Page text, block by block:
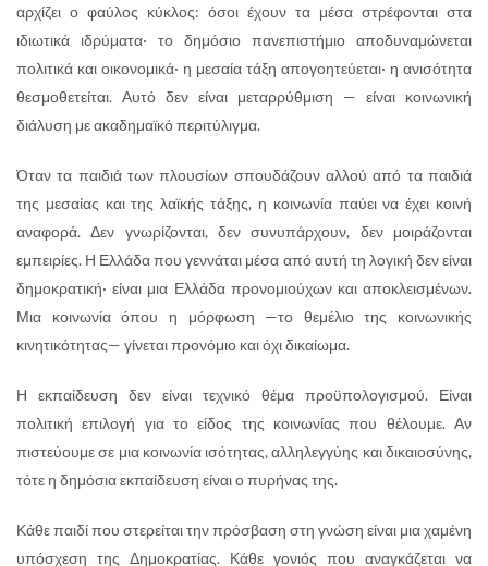
αρχίζει ο φαύλος κύκλος: όσοι έχουν τα μέσα στρέφονται στα
ιδιωτικά ιδρύματα· το δημόσιο πανεπιστήμιο αποδυναμώνεται
πολιτικά και οικονομικά· η μεσαία τάξη απογοητεύεται· η ανισότητα
θεσμοθετείται. Αυτό δεν είναι μεταρρύθμιση — είναι κοινωνική
διάλυση με ακαδημαϊκό περιτύλιγμα.
Όταν τα παιδιά των πλουσίων σπουδάζουν αλλού από τα παιδιά
της μεσαίας και της λαϊκής τάξης, η κοινωνία παύει να έχει κοινή
αναφορά. Δεν γνωρίζονται, δεν συνυπάρχουν, δεν μοιράζονται
εμπειρίες. Η Ελλάδα που γεννάται μέσα από αυτή τη λογική δεν είναι
δημοκρατική· είναι μια Ελλάδα προνομιούχων και αποκλεισμένων.
Μια κοινωνία όπου η μόρφωση —το θεμέλιο της κοινωνικής
κινητικότητας— γίνεται προνόμιο και όχι δικαίωμα.
Η εκπαίδευση δεν είναι τεχνικό θέμα προϋπολογισμού. Είναι
πολιτική επιλογή για το είδος της κοινωνίας που θέλουμε. Αν
πιστεύουμε σε μια κοινωνία ισότητας, αλληλεγγύης και δικαιοσύνης,
τότε η δημόσια εκπαίδευση είναι ο πυρήνας της.
Κάθε παιδί που στερείται την πρόσβαση στη γνώση είναι μια χαμένη
υπόσχεση της Δημοκρατίας. Κάθε γονιός που αναγκάζεται να